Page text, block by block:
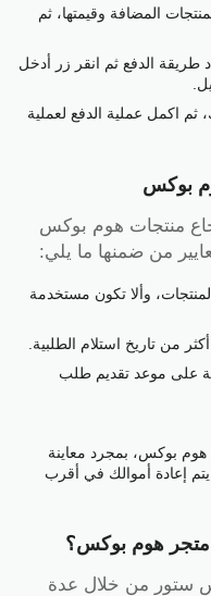
المضافة وقيمتها، ثم
طريقة الدفع ثم انقر زر أدخل
طلباتك، ثم اكمل عملية الدفع لعملية
بوكس
منتجات هوم بوكس
من ضمنها ما يلي:
وألا تكون مستخدمة
الشراء قبل انقضاء 24 ساعة على موعد تقديم طلب
بوكس، بمجرد معاينة
إعادة أموالك في أقرب
متجر هوم بوكس؟
ستور من خلال عدة